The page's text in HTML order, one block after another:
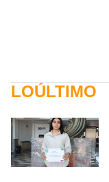
LOÚLTIMO